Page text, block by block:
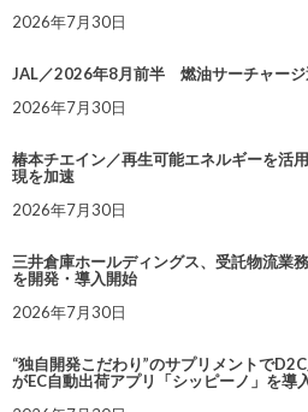
2026年7月30日
JAL／2026年8月前半 燃油サーチャージ
2026年7月30日
椿本チエイン／再生可能エネルギーを活
現を加速
2026年7月30日
三井倉庫ホールディングス、受託物流業
を開発・導入開始
2026年7月30日
“独自開発こだわり”のサプリメントで
がEC自動出荷アプリ「シッピーノ」を導